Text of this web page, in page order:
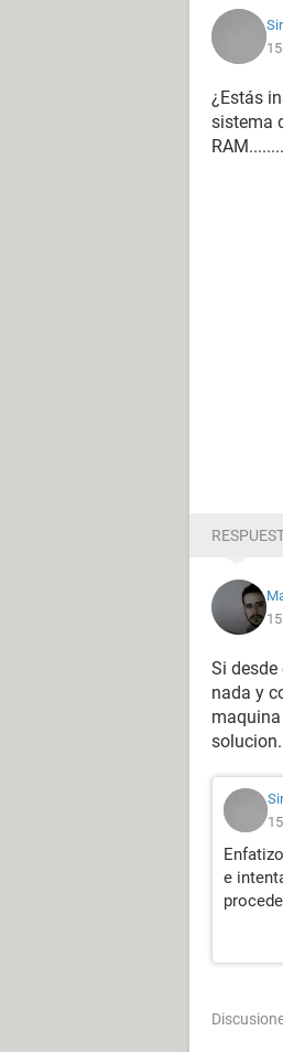
¿Estás
sistema
Si
nada y
solucion.
e